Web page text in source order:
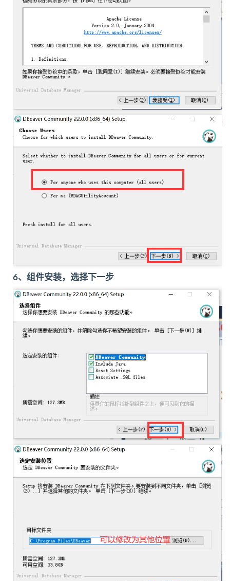
6、组件安装，选择下一步